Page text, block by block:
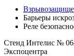
Барьеры
Реле
Стенд Интелис №
Экспоцентра